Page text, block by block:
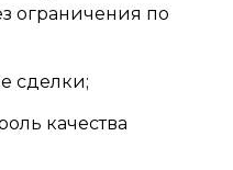
ограничения по
сделки;
качества